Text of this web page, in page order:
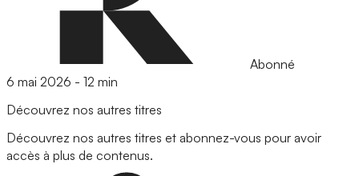
Abonné
6 mai 2026 - 12 min
Découvrez nos autres titres
Découvrez nos autres titres et abonnez-vous pour avoir
accès à plus de contenus.